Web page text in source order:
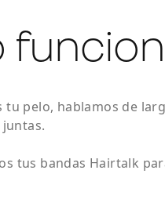
tu pelo, hablamos de
tus bandas Hairtalk